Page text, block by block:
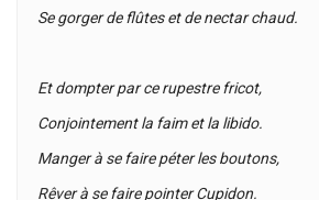
Se gorger de flûtes et de nectar chaud.
Et dompter par ce rupestre fricot,
Conjointement la faim et la libido.
Manger à se faire péter les boutons,
Rêver à se faire pointer Cupidon.